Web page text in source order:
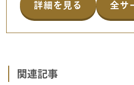
詳細を見る 全サ
関連記事